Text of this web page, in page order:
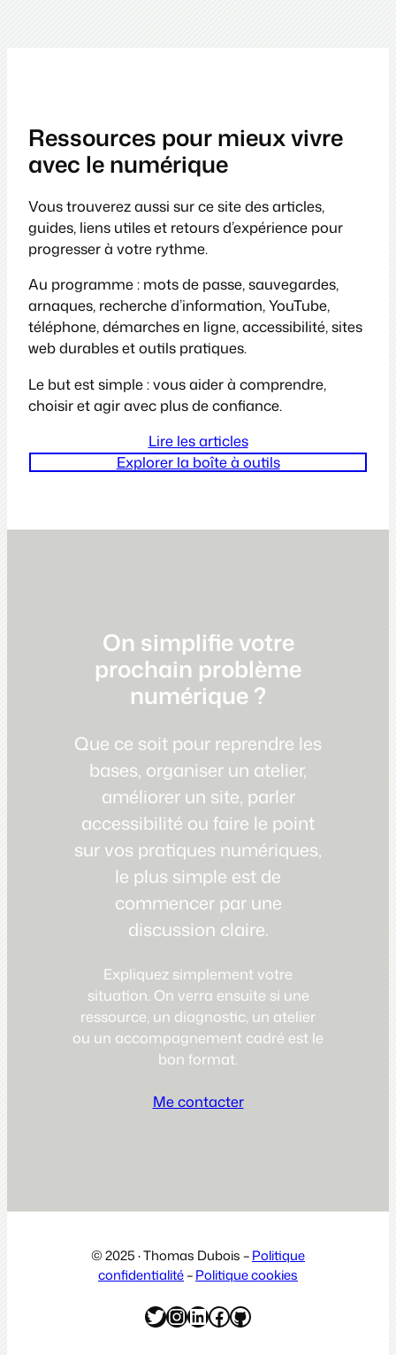
Ressources pour mieux vivre
avec le numérique
Vous trouverez aussi sur ce site des articles,
guides, liens utiles et retours d’expérience pour
progresser à votre rythme.
Au programme : mots de passe, sauvegardes,
arnaques, recherche d’information, YouTube,
téléphone, démarches en ligne, accessibilité, sites
web durables et outils pratiques.
Le but est simple : vous aider à comprendre,
choisir et agir avec plus de confiance.
Lire les articles
Explorer la boîte à outils
On simplifie votre
prochain problème
numérique ?
Que ce soit pour reprendre les
bases, organiser un atelier,
améliorer un site, parler
accessibilité ou faire le point
sur vos pratiques numériques,
le plus simple est de
commencer par une
discussion claire.
Expliquez simplement votre
situation. On verra ensuite si une
ressource, un diagnostic, un atelier
ou un accompagnement cadré est le
bon format.
Me contacter
© 2025 · Thomas Dubois –Politique
confidentialité–Politique cookies
Twitter
Instagram
LinkedIn
Facebook
GitHub